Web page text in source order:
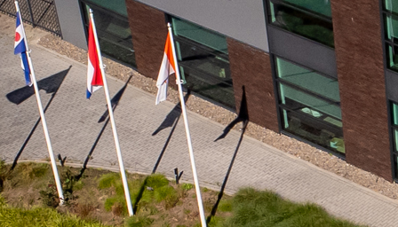
Modaal en Intermodaal Tank
transport
Watervoorziening
Transport Engeland
Transport naar Spanje
4PL oplossingen en
logistics
Douane activiteiten